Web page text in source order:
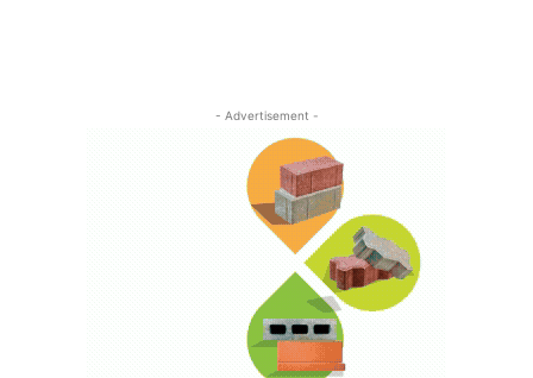
- Advertisement -